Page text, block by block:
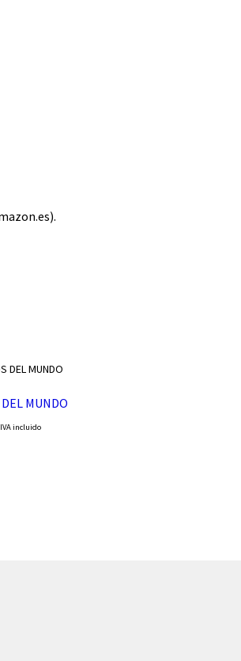
MUNDO
IVA incluido